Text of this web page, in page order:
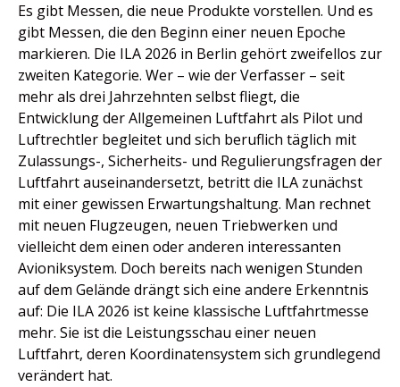
Es gibt Messen, die neue Produkte vorstellen. Und es
gibt Messen, die den Beginn einer neuen Epoche
markieren. Die ILA 2026 in Berlin gehört zweifellos zur
zweiten Kategorie. Wer – wie der Verfasser – seit
mehr als drei Jahrzehnten selbst fliegt, die
Entwicklung der Allgemeinen Luftfahrt als Pilot und
Luftrechtler begleitet und sich beruflich täglich mit
Zulassungs-, Sicherheits- und Regulierungsfragen der
Luftfahrt auseinandersetzt, betritt die ILA zunächst
mit einer gewissen Erwartungshaltung. Man rechnet
mit neuen Flugzeugen, neuen Triebwerken und
vielleicht dem einen oder anderen interessanten
Avioniksystem. Doch bereits nach wenigen Stunden
auf dem Gelände drängt sich eine andere Erkenntnis
auf: Die ILA 2026 ist keine klassische Luftfahrtmesse
mehr. Sie ist die Leistungsschau einer neuen
Luftfahrt, deren Koordinatensystem sich grundlegend
verändert hat.